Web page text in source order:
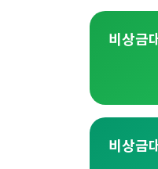
비상금
비상금